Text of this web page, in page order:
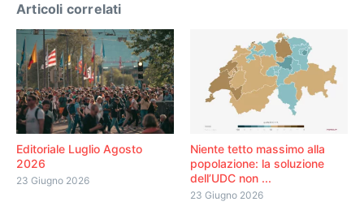
Articoli correlati
Editoriale Luglio Agosto
2026
23 Giugno 2026
Niente tetto massimo alla
popolazione: la soluzione
dell’UDC non ...
23 Giugno 2026